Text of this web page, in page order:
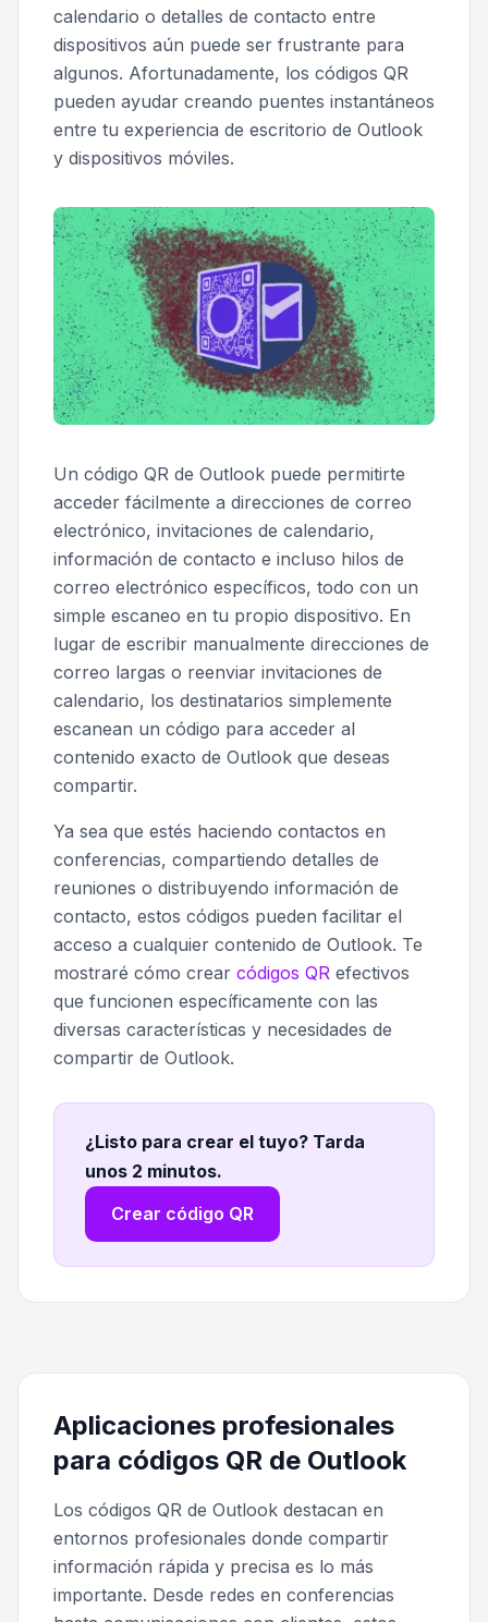
calendario o detalles de contacto entre
dispositivos aún puede ser frustrante para
algunos. Afortunadamente, los códigos QR
pueden ayudar creando puentes instantáneos
entre tu experiencia de escritorio de Outlook
y dispositivos móviles.
Un código QR de Outlook puede permitirte
acceder fácilmente a direcciones de correo
electrónico, invitaciones de calendario,
información de contacto e incluso hilos de
correo electrónico específicos, todo con un
simple escaneo en tu propio dispositivo. En
lugar de escribir manualmente direcciones de
correo largas o reenviar invitaciones de
calendario, los destinatarios simplemente
escanean un código para acceder al
contenido exacto de Outlook que deseas
compartir.
Ya sea que estés haciendo contactos en
conferencias, compartiendo detalles de
reuniones o distribuyendo información de
contacto, estos códigos pueden facilitar el
acceso a cualquier contenido de Outlook. Te
mostraré cómo crear códigos QR efectivos
que funcionen específicamente con las
diversas características y necesidades de
compartir de Outlook.
¿Listo para crear el tuyo? Tarda
unos 2 minutos.
Crear código QR
Aplicaciones profesionales
para códigos QR de Outlook
Los códigos QR de Outlook destacan en
entornos profesionales donde compartir
información rápida y precisa es lo más
importante. Desde redes en conferencias